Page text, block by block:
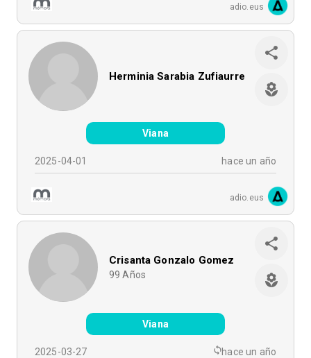
adio.eus
Herminia Sarabia Zufiaurre
Viana
2025-04-01 hace un año
adio.eus
Crisanta Gonzalo Gomez
99 Años
Viana
2025-03-27 hace un año